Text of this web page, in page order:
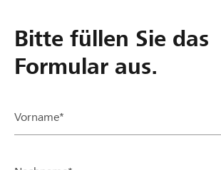
Bitte füllen Sie das
Formular aus.
Vorname*